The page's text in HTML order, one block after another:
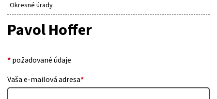
Okresné úrady
Pavol Hoffer
* požadované údaje
Vaša e-mailová adresa*